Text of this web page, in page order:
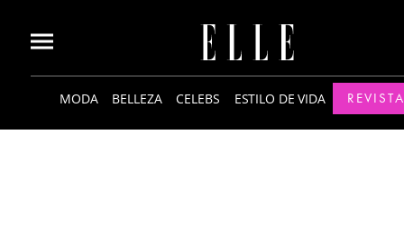
MODA BELLEZA CELEBS ESTILO DE VIDA